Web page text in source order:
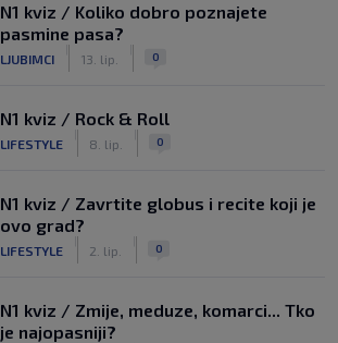
N1 kviz / Koliko dobro poznajete
pasmine pasa?
LJUBIMCI 13. lip. 0
N1 kviz / Rock & Roll
LIFESTYLE 8. lip. 0
N1 kviz / Zavrtite globus i recite koji je
ovo grad?
LIFESTYLE 2. lip. 0
N1 kviz / Zmije, meduze, komarci... Tko
je najopasniji?